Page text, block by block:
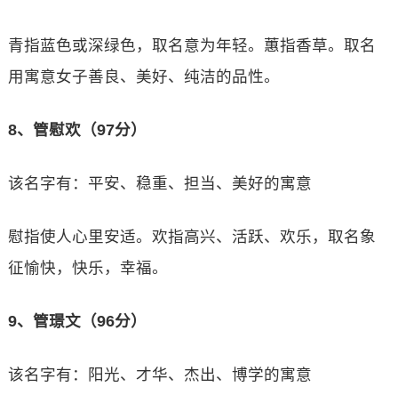
青指蓝色或深绿色，取名意为年轻。蕙指香草。取名
用寓意女子善良、美好、纯洁的品性。
8、管慰欢（97分）
该名字有：平安、稳重、担当、美好的寓意
慰指使人心里安适。欢指高兴、活跃、欢乐，取名象
征愉快，快乐，幸福。
9、管璟文（96分）
该名字有：阳光、才华、杰出、博学的寓意